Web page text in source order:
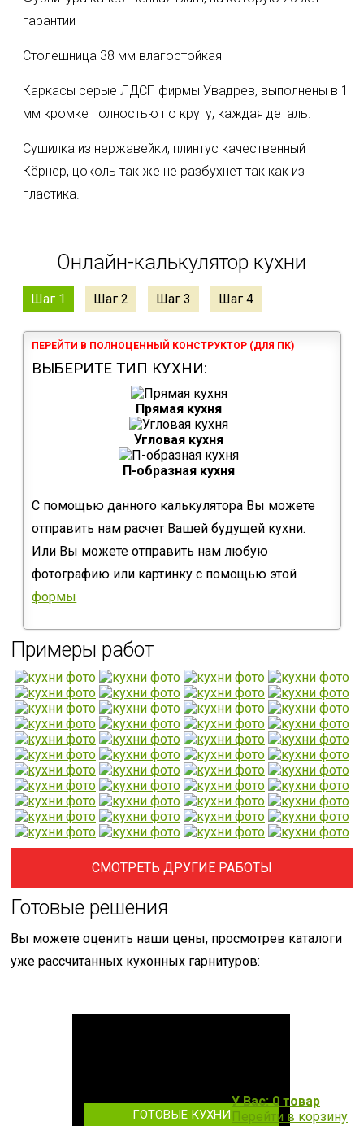
гарантии
Столешница 38 мм влагостойкая
Каркасы серые ЛДСП фирмы Увадрев, выполнены в 1
мм кромке полностью по кругу, каждая деталь.
Сушилка из нержавейки, плинтус качественный
Кëрнер, цоколь так же не разбухнет так как из
пластика.
Онлайн-калькулятор кухни
Шаг 1 Шаг 2 Шаг 3 Шаг 4
ПЕРЕЙТИ В ПОЛНОЦЕННЫЙ КОНСТРУКТОР (ДЛЯ ПК)
ВЫБЕРИТЕ ТИП КУХНИ:
Прямая кухня
Угловая кухня
П-образная кухня
С помощью данного калькулятора Вы можете
отправить нам расчет Вашей будущей кухни.
Или Вы можете отправить нам любую
фотографию или картинку с помощью этой
формы
Примеры работ
СМОТРЕТЬ ДРУГИЕ РАБОТЫ
Готовые решения
Вы можете оценить наши цены, просмотрев каталоги
уже рассчитанных кухонных гарнитуров:
ГОТОВЫЕ КУХНИ
У Вас: 0 товар
Перейти в корзину